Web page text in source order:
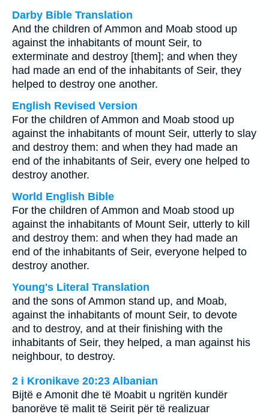
Darby Bible Translation
And the children of Ammon and Moab stood up
against the inhabitants of mount Seir, to
exterminate and destroy [them]; and when they
had made an end of the inhabitants of Seir, they
helped to destroy one another.
English Revised Version
For the children of Ammon and Moab stood up
against the inhabitants of mount Seir, utterly to slay
and destroy them: and when they had made an
end of the inhabitants of Seir, every one helped to
destroy another.
World English Bible
For the children of Ammon and Moab stood up
against the inhabitants of Mount Seir, utterly to kill
and destroy them: and when they had made an
end of the inhabitants of Seir, everyone helped to
destroy another.
Young's Literal Translation
and the sons of Ammon stand up, and Moab,
against the inhabitants of mount Seir, to devote
and to destroy, and at their finishing with the
inhabitants of Seir, they helped, a man against his
neighbour, to destroy.
2 i Kronikave 20:23 Albanian
Bijtë e Amonit dhe të Moabit u ngritën kundër
banorëve të malit të Seirit për të realizuar